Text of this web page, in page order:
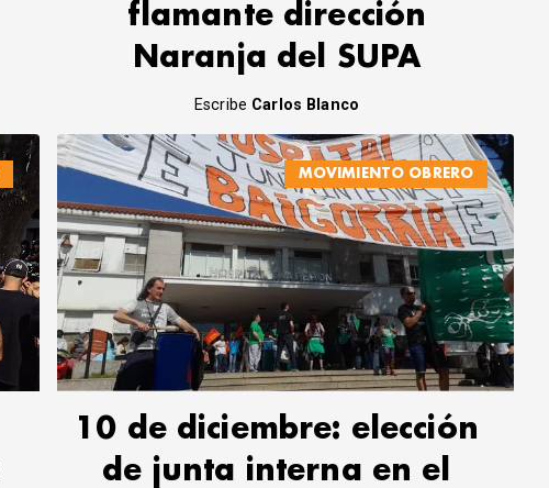
flamante dirección
Naranja del SUPA
Escribe Carlos Blanco
MOVIMIENTO OBRERO
10 de diciembre: elección
de junta interna en el